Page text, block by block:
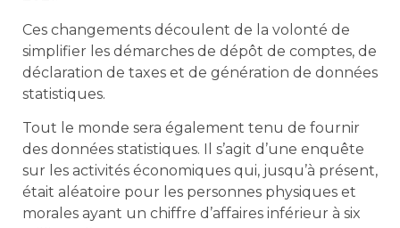
Ces changements découlent de la volonté de
simplifier les démarches de dépôt de comptes, de
déclaration de taxes et de génération de données
statistiques.
Tout le monde sera également tenu de fournir
des données statistiques. Il s’agit d’une enquête
sur les activités économiques qui, jusqu’à présent,
était aléatoire pour les personnes physiques et
morales ayant un chiffre d’affaires inférieur à six